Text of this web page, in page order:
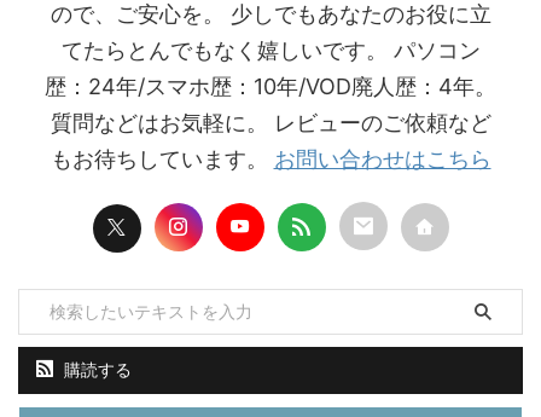
ので、ご安心を。 少しでもあなたのお役に立
てたらとんでもなく嬉しいです。 パソコン
歴：24年/スマホ歴：10年/VOD廃人歴：4年。
質問などはお気軽に。 レビューのご依頼など
もお待ちしています。 お問い合わせはこちら
購読する